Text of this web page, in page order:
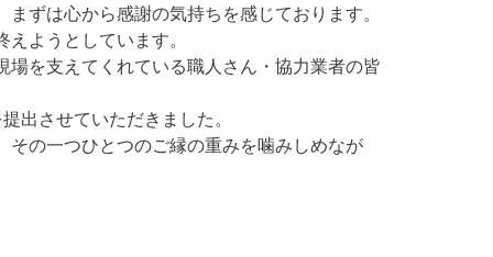
ずは心から感謝の気持ちを感じております。
ようとしています。
を支えてくれている職人さん・協力業者の皆
出させていただきました。
の一つひとつのご縁の重みを噛みしめなが